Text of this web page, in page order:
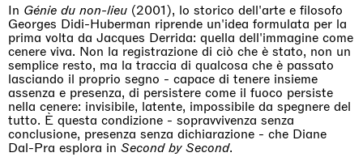
In Génie du non-lieu (2001), lo storico dell'arte e filosofo
Georges Didi-Huberman riprende un'idea formulata per la
prima volta da Jacques Derrida: quella dell'immagine come
cenere viva. Non la registrazione di ciò che è stato, non un
semplice resto, ma la traccia di qualcosa che è passato
lasciando il proprio segno - capace di tenere insieme
assenza e presenza, di persistere come il fuoco persiste
nella cenere: invisibile, latente, impossibile da spegnere del
tutto. È questa condizione - sopravvivenza senza
conclusione, presenza senza dichiarazione - che Diane
Dal-Pra esplora in Second by Second.